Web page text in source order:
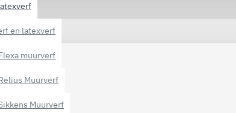
en latexverf
muurverf
Muurverf
Muurverf
Vanaf €
Op topmerken